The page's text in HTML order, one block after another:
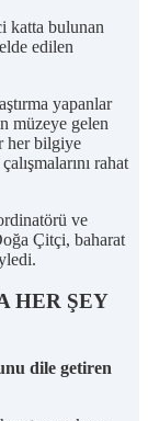
katta bulunan
edilen
yapanlar
müzeye gelen
her bilgiye
rahat
ve
Çitçi, baharat
HER ŞEY
dile getiren